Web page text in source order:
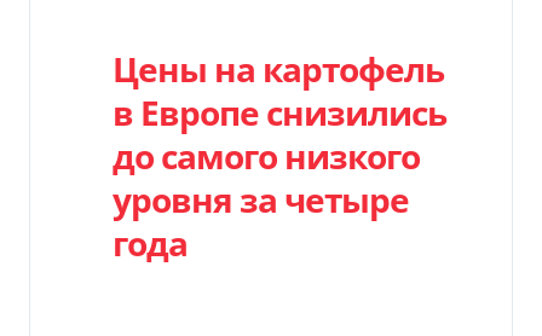
Цены на картофель
в Европе снизились
до самого низкого
уровня за четыре
года